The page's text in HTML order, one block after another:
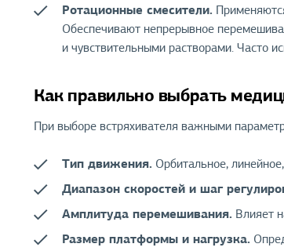
Ротационные смесители.
Обеспечивают непрерывное
и чувствительными растворами. Часто
Как правильно выбрать
При выборе встряхивателя важными
Тип движения. Орбитальное,
Диапазон скоростей и шаг
Амплитуда перемешивания. Влияет
Размер платформы и нагрузка.